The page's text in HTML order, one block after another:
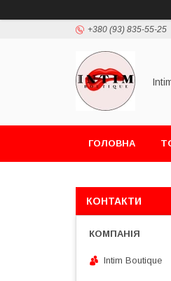
+380 (93) 835-55-25
ГОЛОВНА
КОНТАКТИ
Intim Boutique